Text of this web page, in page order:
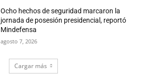
Ocho hechos de seguridad marcaron la
jornada de posesión presidencial, reportó
Mindefensa
agosto 7, 2026
Cargar más